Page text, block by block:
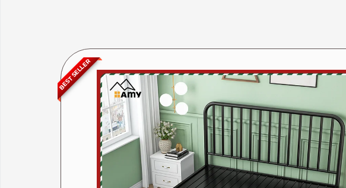
BEST SELLER